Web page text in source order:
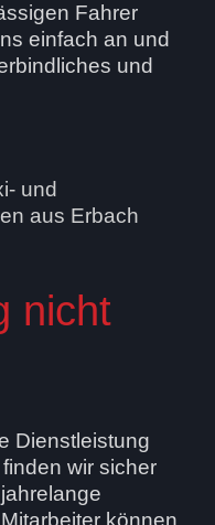
Fahrer
einfach an und
und
nicht
Dienstleistung
wir sicher
können